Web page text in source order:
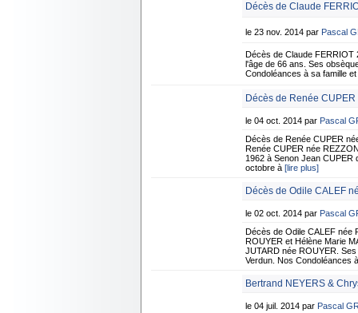
Décès de Claude
le 23 nov. 2014 par Pascal
Décès de Claude FERRIOT
l'âge de 66 ans. Ses
Condoléances à sa famille
Décès de Renée
le 04 oct. 2014 par Pascal
Décès de Renée CUPER
Renée CUPER née
1962 à Senon Jean CUPER
octobre à [lire plus]
Décès de Odile CALEF
le 02 oct. 2014 par Pascal
Décès de Odile CALEF née
ROUYER et Hélène Marie
JUTARD née ROUYER.
Verdun. Nos Condoléances
Bertrand NEYERS &
le 04 juil. 2014 par Pascal